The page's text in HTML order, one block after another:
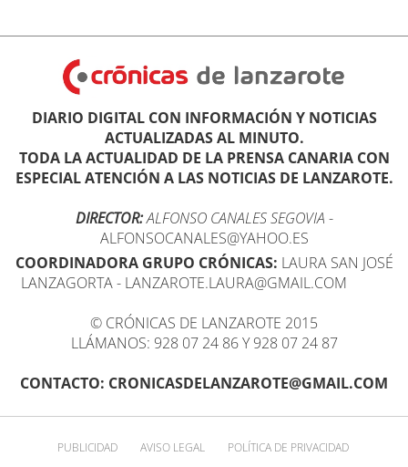
DIARIO DIGITAL CON INFORMACIÓN Y NOTICIAS
ACTUALIZADAS AL MINUTO.
TODA LA ACTUALIDAD DE LA PRENSA CANARIA CON
ESPECIAL ATENCIÓN A LAS NOTICIAS DE LANZAROTE.
DIRECTOR:ALFONSO CANALES SEGOVIA -
ALFONSOCANALES@YAHOO.ES
COORDINADORA GRUPO CRÓNICAS: LAURA SAN JOSÉ
LANZAGORTA - LANZAROTE.LAURA@GMAIL.COM
© CRÓNICAS DE LANZAROTE 2015
LLÁMANOS: 928 07 24 86 Y 928 07 24 87
CONTACTO: CRONICASDELANZAROTE@GMAIL.COM
PUBLICIDAD AVISO LEGAL POLÍTICA DE PRIVACIDAD